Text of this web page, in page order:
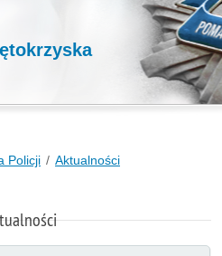
Policji Aktualności